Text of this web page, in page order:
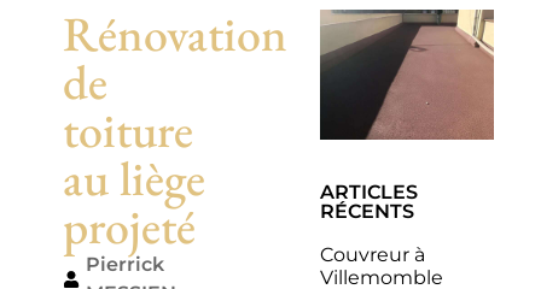
Rénovation
de
toiture
au liège
projeté
Pierrick
ARTICLES
RÉCENTS
Couvreur à
Villemomble